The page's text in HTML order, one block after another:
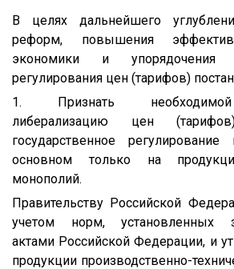
В целях дальнейшего
реформ, повышения
экономики и упорядочения
регулирования цен (тарифов)
1. Признать
либерализацию цен
государственное
основном только на
монополий.
Правительству Российской
учетом норм, установленных
актами Российской Федерации, и
продукции производственно-